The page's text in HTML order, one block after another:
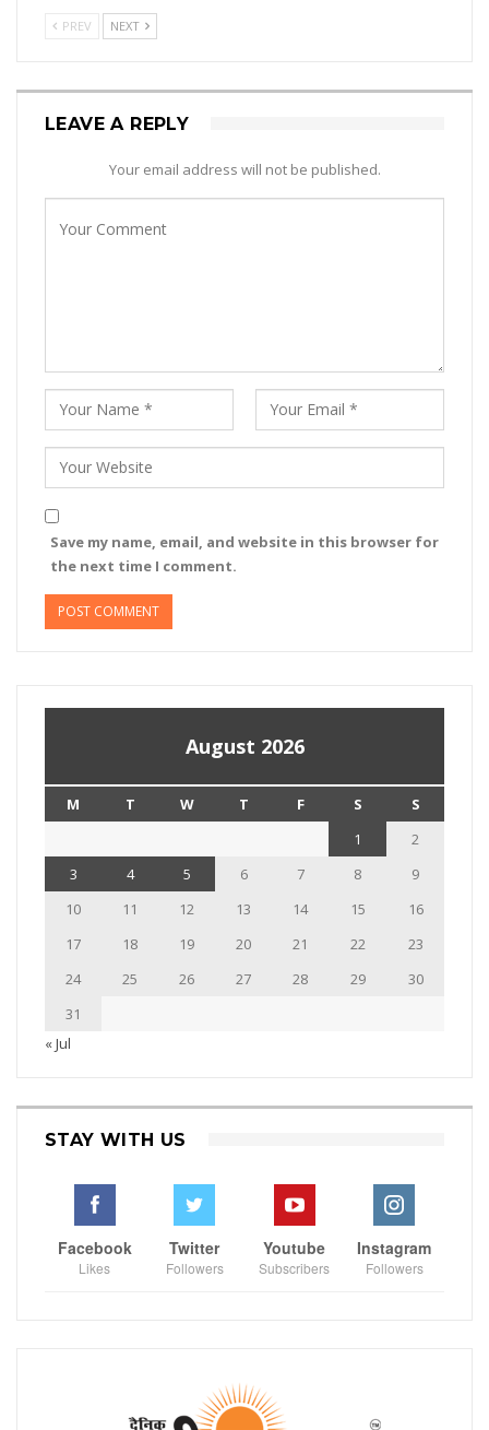
PREV NEXT
LEAVE A REPLY
Your email address will not be published.
Save my name, email, and website in this browser for
the next time I comment.
August 2026
M T W T F S
S
1
2
3
4 5 6 7 8
9
10
11 12 13 14 15
16
17
18 19 20 21 22
23
24
25 26 27 28 29
30
31
« Jul
STAY WITH US
Facebook
Likes
Twitter
Followers
Youtube
Subscribers
Instagram
Followers